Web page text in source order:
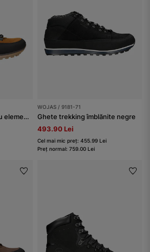
Ghete trekking maro cu elemente negre bărbați
WOJAS / 9181-71
Ghete trekking îmblănite negre
493.90 Lei
Cel mai mic preț: 455.99 Lei
Preț normal: 759.00 Lei